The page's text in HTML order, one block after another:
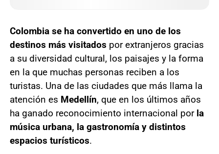
Colombia se ha convertido en uno de los
destinos más visitados por extranjeros gracias
a su diversidad cultural, los paisajes y la forma
en la que muchas personas reciben a los
turistas. Una de las ciudades que más llama la
atención es Medellín, que en los últimos años
ha ganado reconocimiento internacional por la
música urbana, la gastronomía y distintos
espacios turísticos.